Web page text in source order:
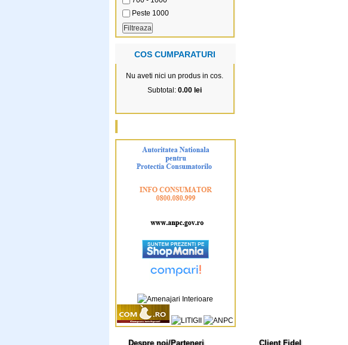
Peste 1000
COS CUMPARATURI
Nu aveti nici un produs in cos.
Subtotal: 0.00 lei
Despre noi/Parteneri Client Fidel